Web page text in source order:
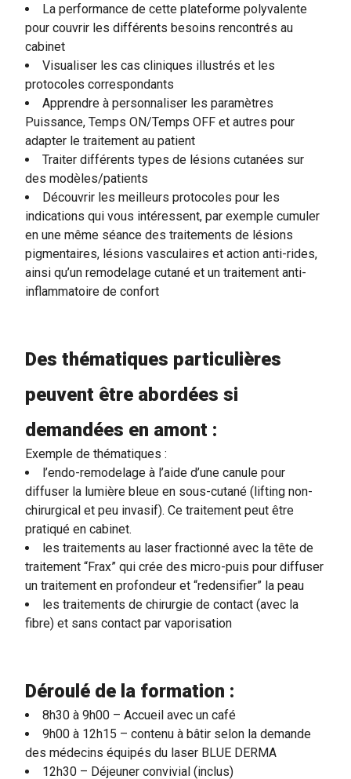
La performance de cette plateforme polyvalente
pour couvrir les différents besoins rencontrés au
cabinet
Visualiser les cas cliniques illustrés et les
protocoles correspondants
Apprendre à personnaliser les paramètres
Puissance, Temps ON/Temps OFF et autres pour
adapter le traitement au patient
Traiter différents types de lésions cutanées sur
des modèles/patients
Découvrir les meilleurs protocoles pour les
indications qui vous intéressent, par exemple cumuler
en une même séance des traitements de lésions
pigmentaires, lésions vasculaires et action anti-rides,
ainsi qu’un remodelage cutané et un traitement anti-
inflammatoire de confort
Des thématiques particulières
peuvent être abordées si
demandées en amont :
Exemple de thématiques :
l’endo-remodelage à l’aide d’une canule pour
diffuser la lumière bleue en sous-cutané (lifting non-
chirurgical et peu invasif). Ce traitement peut être
pratiqué en cabinet.
les traitements au laser fractionné avec la tête de
traitement “Frax” qui crée des micro-puis pour diffuser
un traitement en profondeur et “redensifier” la peau
les traitements de chirurgie de contact (avec la
fibre) et sans contact par vaporisation
Déroulé de la formation :
8h30 à 9h00 – Accueil avec un café
9h00 à 12h15 – contenu à bâtir selon la demande
des médecins équipés du laser BLUE DERMA
12h30 – Déjeuner convivial (inclus)